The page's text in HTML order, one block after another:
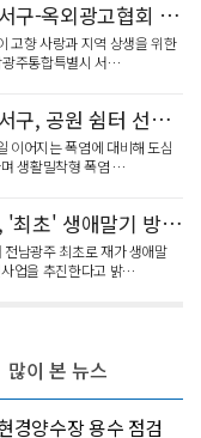
전남광주통합특별시 서구-옥외광고협회 서구지부, '고향사랑' 기탁식
고향 사랑과 지역 상생을 위한
광주통합특별시 서…
전남광주통합특별시 서구, 공원 쉼터 선풍기 확대 '생활밀착형 폭염 대응'
이어지는 폭염에 대비해 도심
생활밀착형 폭염 …
전남광주특별시 서구, '최초' 생애말기 방문간호 지원사업 추진
남광주 최초로 재가 생애말
업을 추진한다고 밝…
경양수장 용수 점검
많이 본 뉴스